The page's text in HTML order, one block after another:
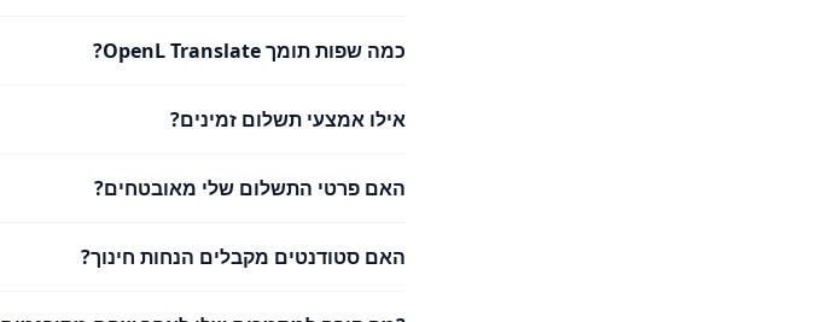
כמה שפות תומך OpenL Translate?
אילו אמצעי תשלום זמינים?
האם פרטי התשלום שלי מאובטחים?
האם סטודנטים מקבלים הנחות חינוך?